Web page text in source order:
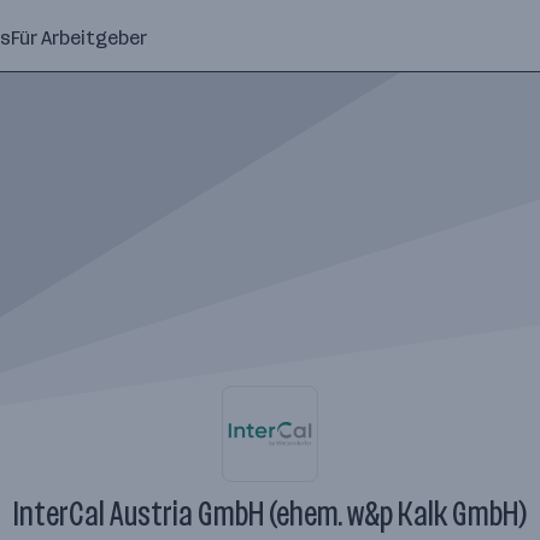
Für Arbeitgeber
InterCal Austria GmbH (ehem. w&p Kalk GmbH)